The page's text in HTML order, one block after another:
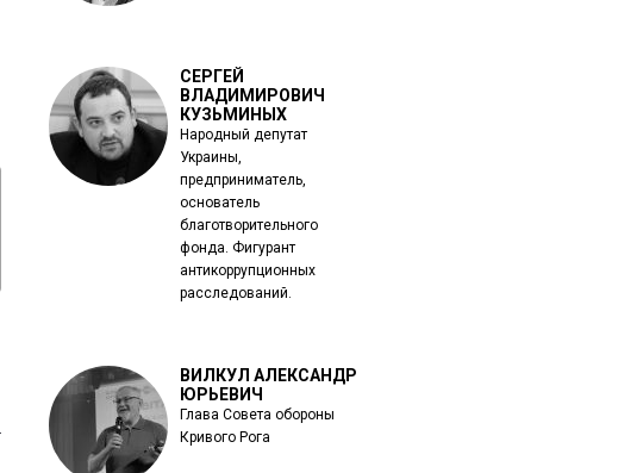
СЕРГЕЙ
ВЛАДИМИРОВИЧ
КУЗЬМИНЫХ
Народный депутат
Украины,
предприниматель,
основатель
благотворительного
фонда. Фигурант
антикоррупционных
расследований.
ВИЛКУЛ АЛЕКСАНДР
ЮРЬЕВИЧ
Глава Совета обороны
Кривого Рога